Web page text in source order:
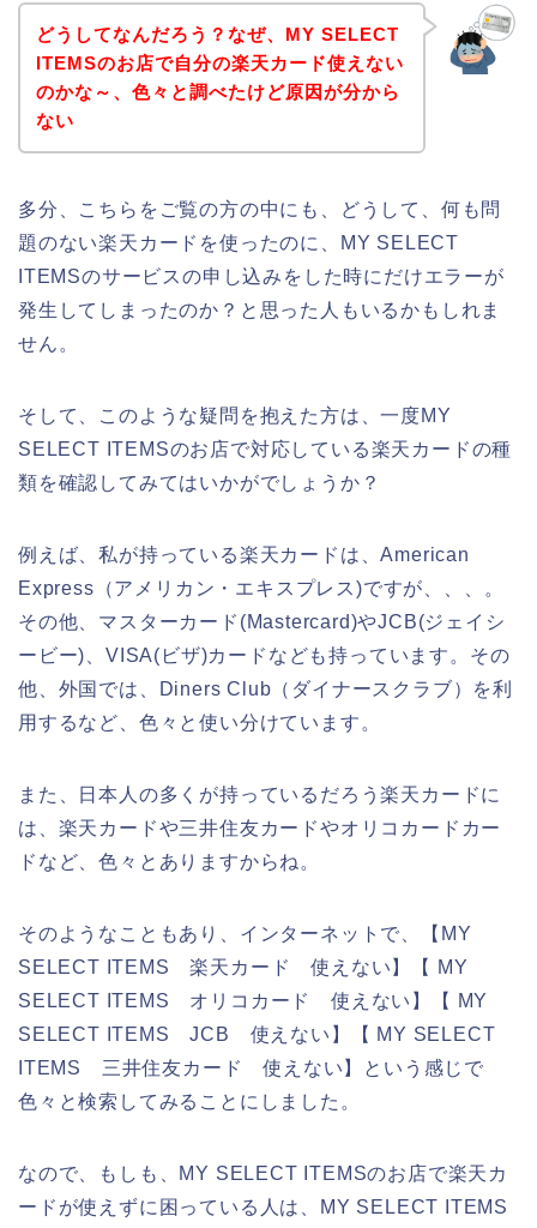
どうしてなんだろう？なぜ、MY SELECT
ITEMSのお店で自分の楽天カード使えない
のかな～、色々と調べたけど原因が分から
ない
多分、こちらをご覧の方の中にも、どうして、何も問
題のない楽天カードを使ったのに、MY SELECT
ITEMSのサービスの申し込みをした時にだけエラーが
発生してしまったのか？と思った人もいるかもしれま
せん。
そして、このような疑問を抱えた方は、一度MY
SELECT ITEMSのお店で対応している楽天カードの種
類を確認してみてはいかがでしょうか？
例えば、私が持っている楽天カードは、American
Express（アメリカン・エキスプレス)ですが、、、。
その他、マスターカード(Mastercard)やJCB(ジェイシ
ービー)、VISA(ビザ)カードなども持っています。その
他、外国では、Diners Club（ダイナースクラブ）を利
用するなど、色々と使い分けています。
また、日本人の多くが持っているだろう楽天カードに
は、楽天カードや三井住友カードやオリコカードカー
ドなど、色々とありますからね。
そのようなこともあり、インターネットで、【MY
SELECT ITEMS 楽天カード 使えない】【 MY
SELECT ITEMS オリコカード 使えない】【 MY
SELECT ITEMS JCB 使えない】【 MY SELECT
ITEMS 三井住友カード 使えない】という感じで
色々と検索してみることにしました。
なので、もしも、MY SELECT ITEMSのお店で楽天カ
ードが使えずに困っている人は、MY SELECT ITEMS